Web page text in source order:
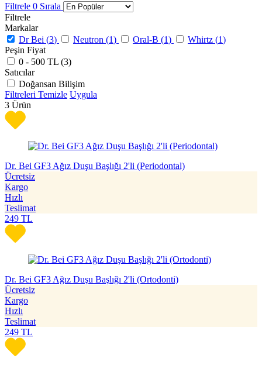
Filtrele 0 Sırala
Filtrele
Markalar
Dr Bei (3) Neutron (1) Oral-B (1) Whirtz (1)
Peşin Fiyat
0 - 500 TL (3)
Satıcılar
Doğansan Bilişim
Filtreleri Temizle Uygula
3 Ürün
Dr. Bei GF3 Ağız Duşu Başlığı 2'li (Periodontal)
Ücretsiz
Kargo
Hızlı
Teslimat
249 TL
Dr. Bei GF3 Ağız Duşu Başlığı 2'li (Ortodonti)
Ücretsiz
Kargo
Hızlı
Teslimat
249 TL